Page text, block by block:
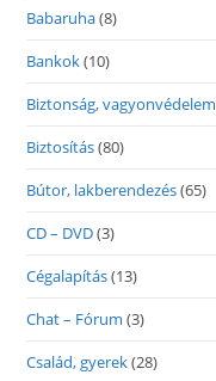
Babaruha(8)
Bankok(10)
Biztonság, vagyonvédelem
Biztosítás(80)
Bútor, lakberendezés(65)
CD – DVD(3)
Cégalapítás(13)
Chat – Fórum (3)
Család, gyerek(28)